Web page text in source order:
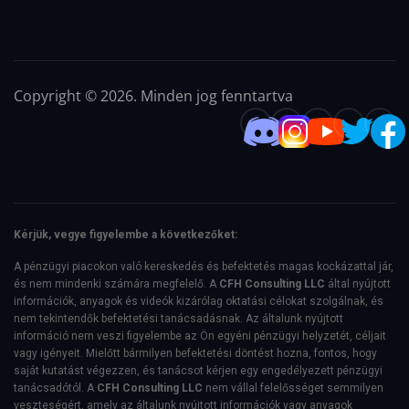
Copyright © 2026. Minden jog fenntartva
Kérjük, vegye figyelembe a következőket:
A pénzügyi piacokon való kereskedés és befektetés magas kockázattal jár,
és nem mindenki számára megfelelő. A CFH Consulting LLC által nyújtott
információk, anyagok és videók kizárólag oktatási célokat szolgálnak, és
nem tekintendők befektetési tanácsadásnak. Az általunk nyújtott
információ nem veszi figyelembe az Ön egyéni pénzügyi helyzetét, céljait
vagy igényeit. Mielőtt bármilyen befektetési döntést hozna, fontos, hogy
saját kutatást végezzen, és tanácsot kérjen egy engedélyezett pénzügyi
tanácsadótól. A CFH Consulting LLC nem vállal felelősséget semmilyen
veszteségért, amely az általunk nyújtott információk vagy anyagok